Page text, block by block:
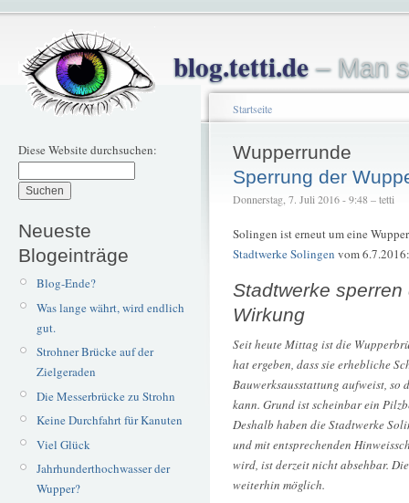
blog.tetti.de– Man
Diese Website durchsuchen:
Neueste
Blogeinträge
Blog-Ende?
Was lange währt, wird endlich
gut.
Strohner Brücke auf der
Zielgeraden
Die Messerbrücke zu Strohn
Keine Durchfahrt für Kanuten
Viel Glück
Jahrhunderthochwasser der
Wupper?
Startseite
Wupperrunde
Sperrung der
Donnerstag, 7. Juli 2016 - 9:48 – tetti
Solingen ist erneut um eine
Stadtwerke Solingen vom 6.7.2016:
Stadtwerke
Wirkung
Seit heute Mittag ist die
hat ergeben, dass sie erhebliche
Bauwerksausstattung aufweist, so
kann. Grund ist scheinbar ein
Deshalb haben die Stadtwerke
und mit entsprechenden
wird, ist derzeit nicht absehbar.
weiterhin möglich.